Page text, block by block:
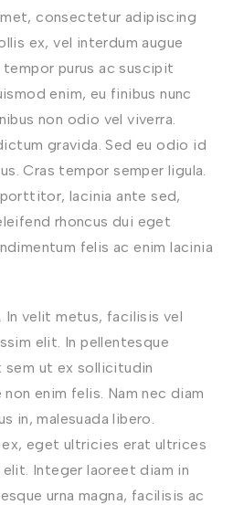
consectetur adipiscing
ex, vel interdum augue
purus ac suscipit
enim, eu finibus nunc
non odio vel viverra.
gravida. Sed eu odio id
Cras tempor semper ligula.
lacinia ante sed,
rhoncus dui eget
felis ac enim lacinia
velit metus, facilisis vel
elit. In pellentesque
sem ut ex sollicitudin
enim felis. Nam nec diam
in, malesuada libero.
ex, eget ultricies erat ultrices
elit. Integer laoreet diam in
urna magna, facilisis ac